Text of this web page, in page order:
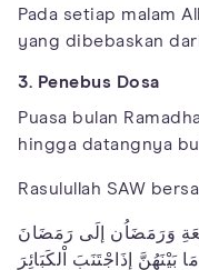
Pada setiap malam
yang dibebaskan
3. Penebus Dosa
Puasa bulan
hingga datangnya
Rasulullah SAW
وَرَمَضَاُن إلَى رَمَضَانَ
بَيْنَهُنَّ إذَاجْتَنَبَ اْلكَبَائِرَ